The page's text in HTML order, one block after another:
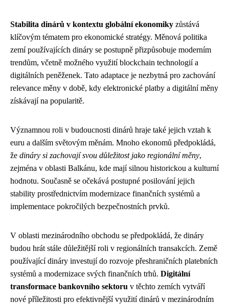
Stabilita dinárů v kontextu globální ekonomiky zůstává
klíčovým tématem pro ekonomické stratégy. Měnová politika
zemí používajících dináry se postupně přizpůsobuje moderním
trendům, včetně možného využití blockchain technologií a
digitálních peněženek. Tato adaptace je nezbytná pro zachování
relevance měny v době, kdy elektronické platby a digitální měny
získávají na popularitě.
Významnou roli v budoucnosti dinárů hraje také jejich vztah k
euru a dalším světovým měnám. Mnoho ekonomů předpokládá,
že dináry si zachovají svou důležitost jako regionální měny,
zejména v oblasti Balkánu, kde mají silnou historickou a kulturní
hodnotu. Současně se očekává postupné posilování jejich
stability prostřednictvím modernizace finančních systémů a
implementace pokročilých bezpečnostních prvků.
V oblasti mezinárodního obchodu se předpokládá, že dináry
budou hrát stále důležitější roli v regionálních transakcích. Země
používající dináry investují do rozvoje přeshraničních platebních
systémů a modernizace svých finančních trhů. Digitální
transformace bankovního sektoru v těchto zemích vytváří
nové příležitosti pro efektivnější využití dinárů v mezinárodním